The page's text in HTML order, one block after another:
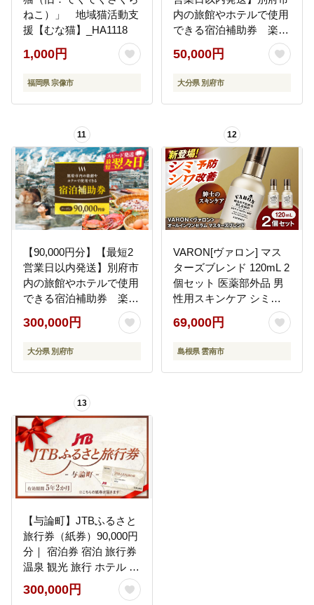
ねこ）」 地域猫活動支
援【むな猫】_HA1118
1,000円
福岡県 宗像市
内の旅館やホテルで使用
できる宿泊補助券 楽し
い旅の思い出を！ 宿泊
券 大分県 別府市 3000円
15000円 3万円 9万円 15
温泉 旅行 観光 トラベル
ーポン 宿泊 お泊り 別府
温泉 別府観光 地獄めぐ
り 旅 おすすめ 人気 体験
型 節約_B030-003
50,000円
大分県 別府市
11
【90,000円分】【最短2
営業日以内発送】別府市
内の旅館やホテルで使用
できる宿泊補助券 楽し
い旅の思い出を！ 宿泊
券 大分県 別府市 3000円
15000円 3万円 9万円 15
温泉 旅行 観光 トラベル
ーポン 宿泊 お泊り 別府
温泉 別府観光 地獄めぐ
り 旅 おすすめ 人気 体験
型 節約_B030-005
300,000円
大分県 別府市
12
VARON[ヴァロン] マス
ターズブレンド 120mL 2
個セット 医薬部外品 男
性用スキンケア シミ予
防(※)・シワ改善オール
インワンセラム 島根県
雲南市/サントリーウエ
[AIDJ011]
69,000円
島根県 雲南市
13
【与論町】JTBふるさと
旅行券（紙券）90,000円
分｜ 宿泊券 宿泊 旅行券
温泉 観光 旅行 ホテル 旅
館 海 砂浜 サンゴ クーポ
ン チケット トラベルク
300,000円